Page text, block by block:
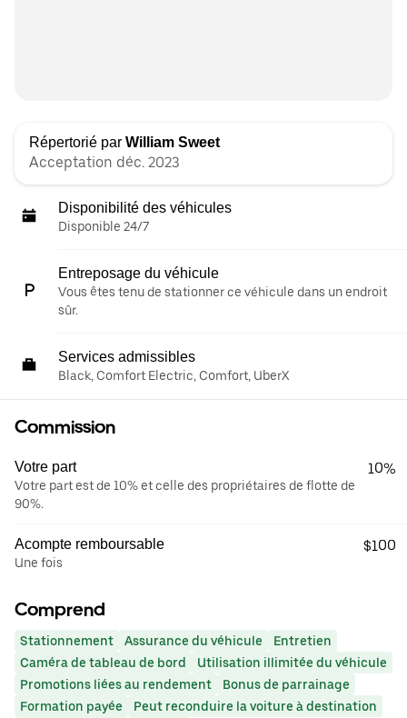
Répertorié par William Sweet
Acceptation déc. 2023
Disponibilité des véhicules
Disponible 24/7
Entreposage du véhicule
Vous êtes tenu de stationner ce véhicule dans un endroit
sûr.
Services admissibles
Black, Comfort Electric, Comfort, UberX
Commission
Votre part
Votre part est de 10% et celle des propriétaires de flotte de
90%.
10%
Acompte remboursable
Une fois
$100
Comprend
Stationnement Assurance du véhicule
Entretien
Caméra de tableau de bord
Utilisation illimitée du véhicule
Promotions liées au rendement
Bonus de parrainage
Formation payée
Peut reconduire la voiture à destination